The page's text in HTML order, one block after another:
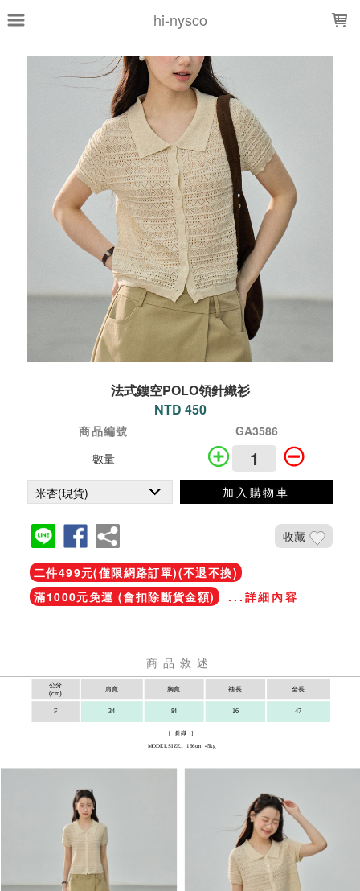
hi-nysco
法式鏤空POLO領針織衫
NTD 450
商品編號
GA3586
數量
加入購物車
收藏
二件499元(僅限網路訂單)(不退不換)
滿1000元免運 (會扣除斷貨金額)
...詳細內容
商品敘述